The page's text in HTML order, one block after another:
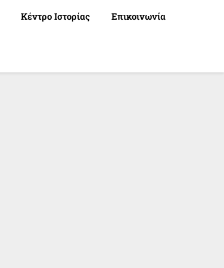
Κέντρο Ιστορίας Επικοινωνία